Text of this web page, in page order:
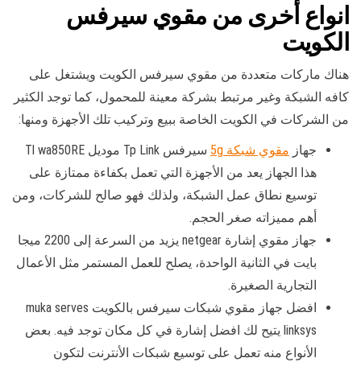
انواع أخرى من مقوي سيرفس
الكويت
هناك ماركات متعددة من مقوي سيرفس الكويت ويشتغل على
كافه الشبكة وغير مرتبط بشركة معينة للمحمول، كما توجد الكثير
من الشركات في الكويت الخاصة ببيع وتركيب تلك الأجهزة ومنها:
جهاز مقوي شبكة 5g
سيرفس Tp Link موديل Tl wa850RE
هذا الجهاز يعد من الأجهزة التي تعمل بكفاءة ممتازة على
توسيع نطاق عمل الشبكة، ولذلك فهو صالح للشركات، ومن
أهم مميزاته صغر الحجم.
جهاز مقوي إشارة netgear يزيد من السرعة إلى 2200 ميجا
بايت في الثانية الواحدة، يصلح للعمل المستمر مثل الأعمال
التجارية الصغيرة.
افضل جهاز مقوي شبكات سيرفس بالكويت muka serves
linksys يتيح لك افضل إشارة في كل مكان توجد فيه. بعض
الأنواع منه تعمل على توسيع شبكات الأنترنت لتكون